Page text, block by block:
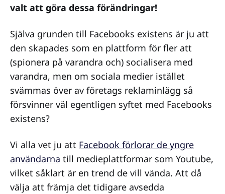
valt att göra dessa förändringar!
Själva grunden till Facebooks existens är ju att
den skapades som en plattform för fler att
(spionera på varandra och) socialisera med
varandra, men om sociala medier istället
svämmas över av företags reklaminlägg så
försvinner väl egentligen syftet med Facebooks
existens?
Vi alla vet ju att Facebook förlorar de yngre
användarna till medieplattformar som Youtube,
vilket såklart är en trend de vill vända. Att då
välja att främja det tidigare avsedda